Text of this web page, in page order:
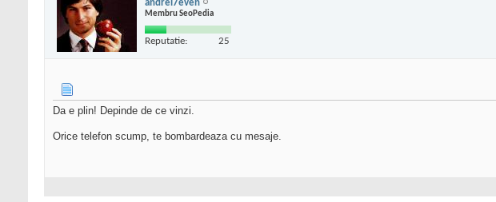
andrei7even
Membru SeoPedia
Reputatie: 25
Da e plin! Depinde de ce vinzi.
Orice telefon scump, te bombardeaza cu mesaje.